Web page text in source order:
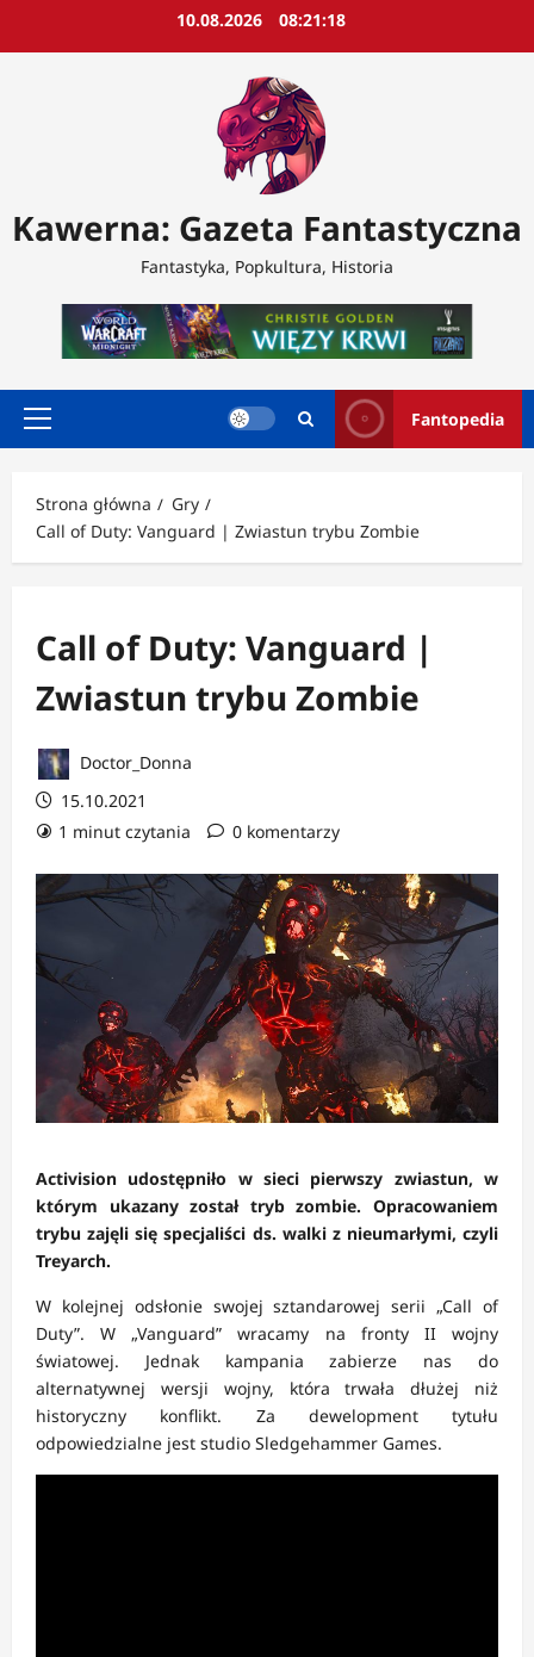
10.08.2026 08:21:20
Kawerna: Gazeta Fantastyczna
Fantastyka, Popkultura, Historia
Menu
Fantopedia
Strona główna
Gry
Call of Duty: Vanguard | Zwiastun trybu Zombie
Call of Duty: Vanguard |
Zwiastun trybu Zombie
Doctor_Donna
15.10.2021
1 minut czytania
0 komentarzy
Activision udostępniło w sieci pierwszy zwiastun, w
którym ukazany został tryb zombie. Opracowaniem
trybu zajęli się specjaliści ds. walki z nieumarłymi, czyli
Treyarch.
W kolejnej odsłonie swojej sztandarowej serii „Call of
Duty”. W „Vanguard” wracamy na fronty II wojny
światowej. Jednak kampania zabierze nas do
alternatywnej wersji wojny, która trwała dłużej niż
historyczny konflikt. Za dewelopment tytułu
odpowiedzialne jest studio Sledgehammer Games.